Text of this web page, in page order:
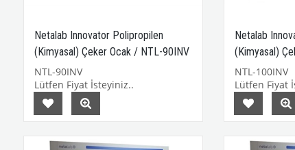
Netalab Innovator Polipropilen
(Kimyasal) Çeker Ocak / NTL-90INV
NTL-90INV
Lütfen Fiyat İsteyiniz..
Netalab
(Kimyasal)
100INV
NTL-100INV
Lütfen Fiyat